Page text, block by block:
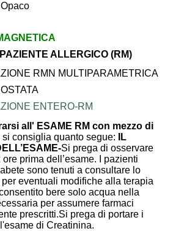
PAZIENTE ALLERGICO (RM)
RMN MULTIPARAMETRICA
ENTERO-RM
all' ESAME RM con mezzo di
si consiglia quanto segue:
IL
Si prega di osservare
prima dell’esame.
I pazienti
sono tenuti a consultare lo
eventuali modifiche alla terapia
bere solo acqua nella
per assumere farmaci
prescritti.Si prega di portare i
di Creatinina.